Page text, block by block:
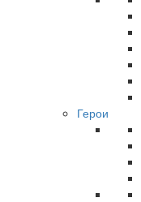
Герои